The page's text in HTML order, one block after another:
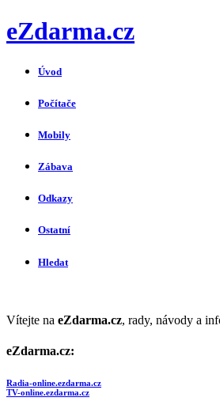
eZdarma.cz
Úvod
Počítače
Mobily
Zábava
Odkazy
Ostatní
Hledat
Vítejte na eZdarma.cz, rady, návody a
eZdarma.cz:
Radia-online.ezdarma.cz
TV-online.ezdarma.cz